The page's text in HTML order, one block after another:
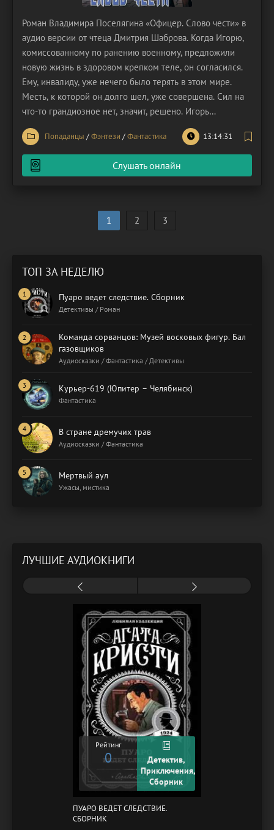
Роман Владимира Поселягина «Офицер. Слово чести» в
аудио версии от чтеца Дмитрия Шаброва. Когда Игорю,
комиссованному по ранению военному, предложили
новую жизнь в здоровом крепком теле, он согласился.
Ему, инвалиду, уже нечего было терять в этом мире.
Месть, к которой он долго шел, уже совершена. Сил на
что-то грандиозное нет, значит, решено. Игорь
возвращается в прошлое. Ему предстоит покинуть Союз
и отправиться жить заграницу. Условие – иметь при себе
оружие и уметь с ним обращаться. Вдали
Попаданцы /Фэнтези /Фантастика 13:14:31
Слушать онлайн
1 2 3
ТОП ЗА НЕДЕЛЮ
Пуаро ведет следствие. Сборник
Детективы / Роман
Команда сорванцов: Музей восковых фигур. Бал
газовщиков
Аудиосказки / Фантастика / Детективы
Курьер-619 (Юпитер – Челябинск)
Фантастика
В стране дремучих трав
Аудиосказки / Фантастика
Мертвый аул
Ужасы, мистика
ЛУЧШИЕ АУДИОКНИГИ
Рейтинг
0
Детектив,
Приключения,
Сборник
ПУАРО ВЕДЕТ СЛЕДСТВИЕ.
СБОРНИК